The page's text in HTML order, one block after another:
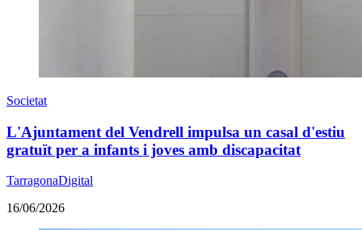
Societat
L'Ajuntament del Vendrell impulsa un casal d'estiu
gratuït per a infants i joves amb discapacitat
TarragonaDigital
16/06/2026